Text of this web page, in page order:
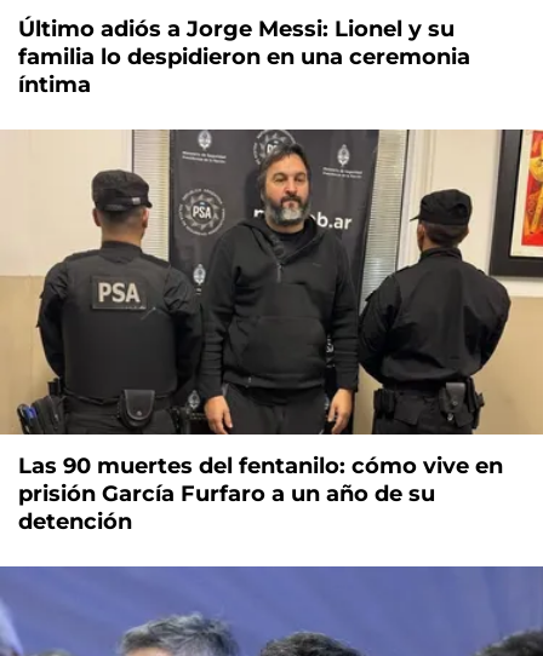
Último adiós a Jorge Messi: Lionel y su
familia lo despidieron en una ceremonia
íntima
Las 90 muertes del fentanilo: cómo vive en
prisión García Furfaro a un año de su
detención